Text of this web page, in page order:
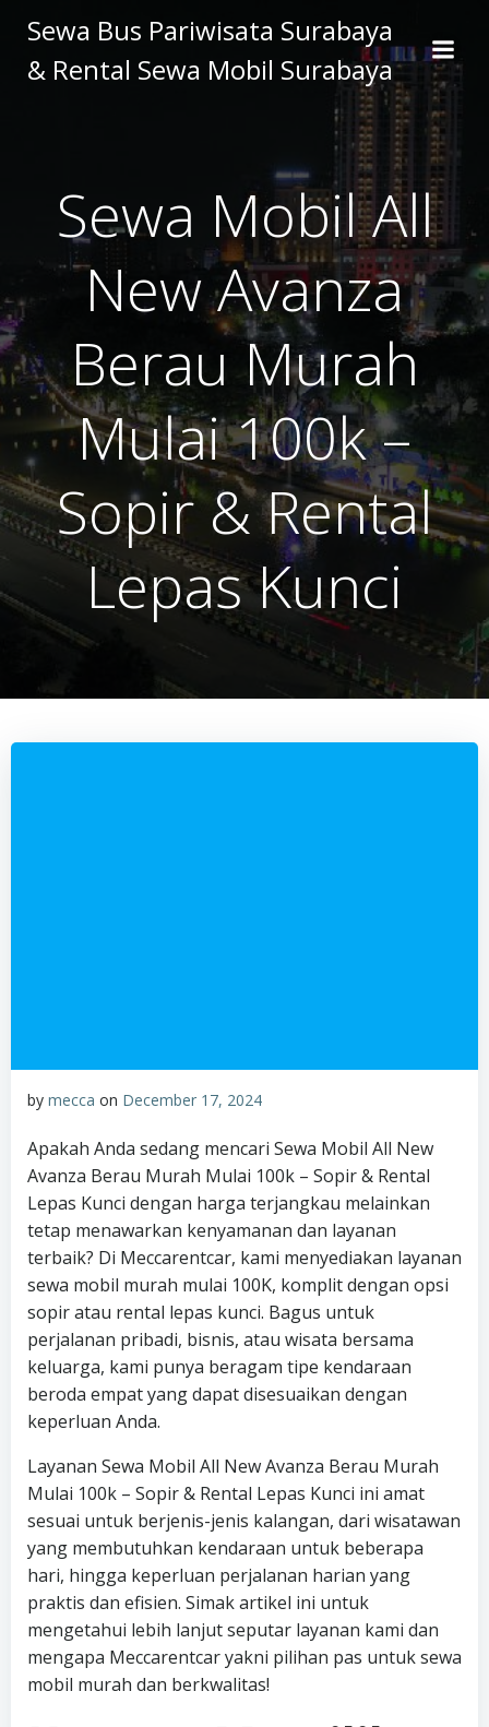
to
content
Sewa Bus Pariwisata Surabaya
& Rental Sewa Mobil Surabaya
Sewa Mobil All
New Avanza
Berau Murah
Mulai 100k –
Sopir & Rental
Lepas Kunci
by mecca on December 17, 2024
Apakah Anda sedang mencari Sewa Mobil All New
Avanza Berau Murah Mulai 100k – Sopir & Rental
Lepas Kunci dengan harga terjangkau melainkan
tetap menawarkan kenyamanan dan layanan
terbaik? Di Meccarentcar, kami menyediakan layanan
sewa mobil murah mulai 100K, komplit dengan opsi
sopir atau rental lepas kunci. Bagus untuk
perjalanan pribadi, bisnis, atau wisata bersama
keluarga, kami punya beragam tipe kendaraan
beroda empat yang dapat disesuaikan dengan
keperluan Anda.
Layanan Sewa Mobil All New Avanza Berau Murah
Mulai 100k – Sopir & Rental Lepas Kunci ini amat
sesuai untuk berjenis-jenis kalangan, dari wisatawan
yang membutuhkan kendaraan untuk beberapa
hari, hingga keperluan perjalanan harian yang
praktis dan efisien. Simak artikel ini untuk
mengetahui lebih lanjut seputar layanan kami dan
mengapa Meccarentcar yakni pilihan pas untuk sewa
mobil murah dan berkwalitas!